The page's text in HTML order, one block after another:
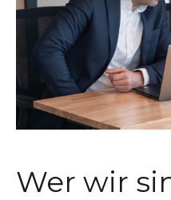
Wer wir